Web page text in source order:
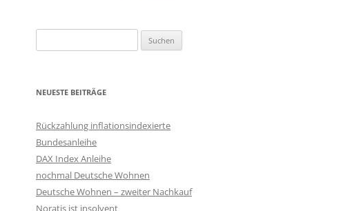
nach:
NEUESTE BEITRÄGE
Rückzahlung inflationsindexierte
Bundesanleihe
DAX Index Anleihe
nochmal Deutsche Wohnen
Deutsche Wohnen – zweiter Nachkauf
Noratis ist insolvent